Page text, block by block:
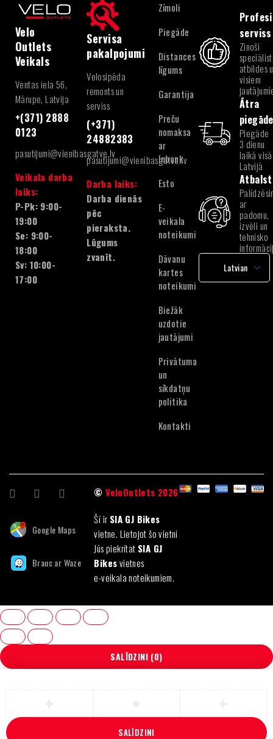
Velo
Outlets
Veikals
Ventas iela 56,
Mārupe, Latvija
+(371) 2888
0123
pasutijumi@vienibasgatve.lv
Veikala darba
laiks:
P-Pk: 9:00-
19:00
Se: 9:00-
18:00
Sv: 10:00-
17:00
Servisa
pakalpojumi
Velosipēda
remonts un
serviss
(+371)
24882383
pasutijumi@vienibasgatve.lv
Darba laiks:
Darba dienās
pēc
pieraksta.
Lūgums
zvanīt.
Zīmoli
Piegāde
Distances
līgums
Garantija
Preču
nomaksa
ar
Inbank
Esto
E-
veikala
noteikumi
Dāvanu
kartes
noteikumi
Biežāk
uzdotie
jautājumi
Privātuma
un
sīkdatņu
politika
Kontakti
serviss
Zinoši
atbildes
visiem
Ātra
piegāde
Piegāde
3 dienu
laikā visā
Latvijā
ar
padomu,
izvēli un
tehnisko
Latvian
English
Google Maps
Brauc ar Waze
©VeloOutlets 2026
Šī irSIA GJ Bikes
vietne. Lietojot šo vietni
Jūs piekrītat SIA GJ
Bikesvietnes
e-veikala noteikumiem.
SALĪDZINI (0)
SALĪDZINI